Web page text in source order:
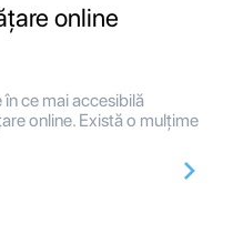
online
ce mai accesibilă
online. Există o mulțime